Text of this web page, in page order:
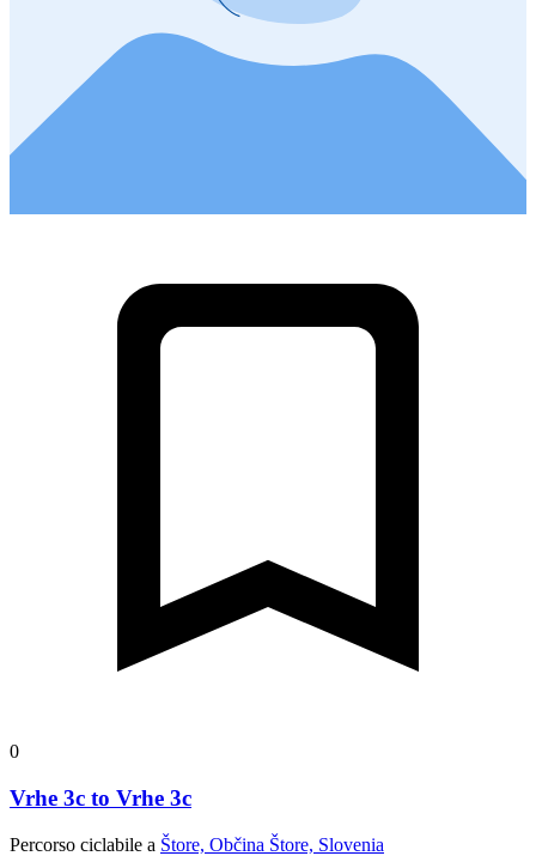
0
Vrhe 3c to Vrhe 3c
Percorso ciclabile a Štore, Občina Štore, Slovenia